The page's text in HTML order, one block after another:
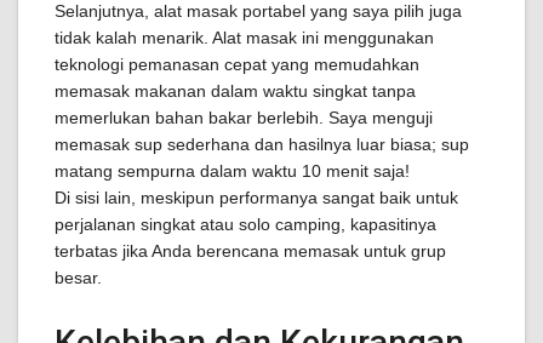
Selanjutnya, alat masak portabel yang saya pilih juga
tidak kalah menarik. Alat masak ini menggunakan
teknologi pemanasan cepat yang memudahkan
memasak makanan dalam waktu singkat tanpa
memerlukan bahan bakar berlebih. Saya menguji
memasak sup sederhana dan hasilnya luar biasa; sup
matang sempurna dalam waktu 10 menit saja!
Di sisi lain, meskipun performanya sangat baik untuk
perjalanan singkat atau solo camping, kapasitinya
terbatas jika Anda berencana memasak untuk grup
besar.